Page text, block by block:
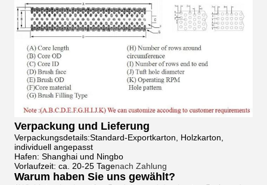
Verpackung und Lieferung
Verpackungsdetails:Standard-Exportkarton, Holzkarton,
individuell angepasst
Hafen: Shanghai und Ningbo
Vorlaufzeit: ca. 20-25 Tagenach Zahlung
Warum haben Sie uns gewählt?